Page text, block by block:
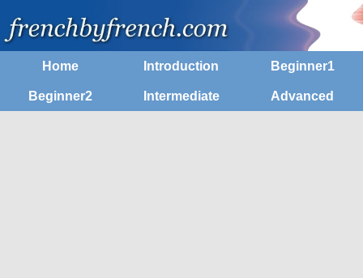
Home Introduction Beginner1
Beginner2 Intermediate Advanced